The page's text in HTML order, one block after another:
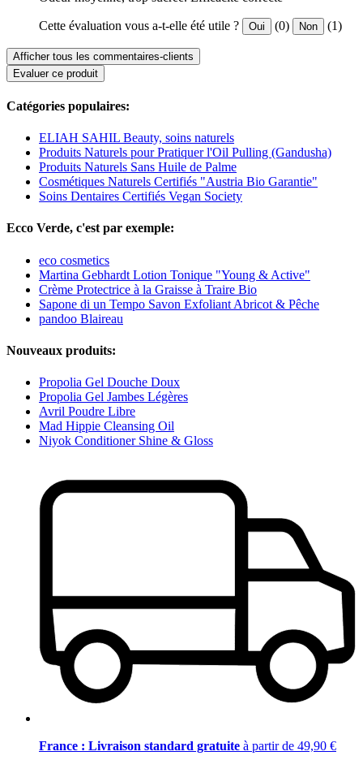
Cette évaluation vous a-t-elle été utile ? Oui (0) Non (1)
Afficher tous les commentaires-clients
Evaluer ce produit
Catégories populaires:
ELIAH SAHIL Beauty, soins naturels
Produits Naturels pour Pratiquer l'Oil Pulling (Gandusha)
Produits Naturels Sans Huile de Palme
Cosmétiques Naturels Certifiés "Austria Bio Garantie"
Soins Dentaires Certifiés Vegan Society
Ecco Verde, c'est par exemple:
eco cosmetics
Martina Gebhardt Lotion Tonique "Young & Active"
Crème Protectrice à la Graisse à Traire Bio
Sapone di un Tempo Savon Exfoliant Abricot & Pêche
pandoo Blaireau
Nouveaux produits:
Propolia Gel Douche Doux
Propolia Gel Jambes Légères
Avril Poudre Libre
Mad Hippie Cleansing Oil
Niyok Conditioner Shine & Gloss
France : Livraison standard gratuite à partir de 49,90 €